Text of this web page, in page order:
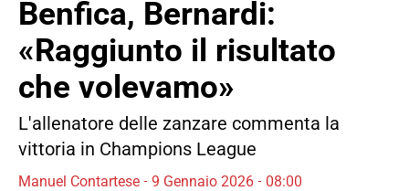
Benfica, Bernardi:
«Raggiunto il risultato
che volevamo»
L'allenatore delle zanzare commenta la
vittoria in Champions League
Manuel Contartese 9 Gennaio 2026 08:00